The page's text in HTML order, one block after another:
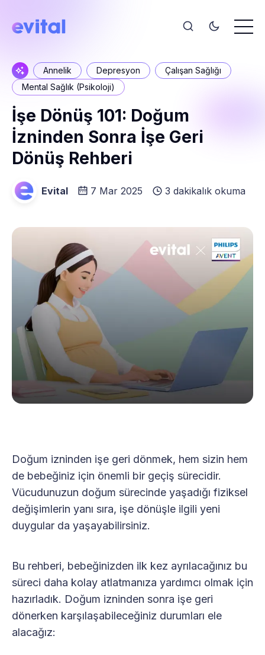
Annelik Depresyon
Çalışan Sağlığı
Mental Sağlık (Psikoloji)
İşe Dönüş 101: Doğum
İzninden Sonra İşe Geri
Dönüş Rehberi
Evital 7 Mar 2025 3 dakikalık okuma
Doğum izninden işe geri dönmek, hem sizin hem
de bebeğiniz için önemli bir geçiş sürecidir.
Vücudunuzun doğum sürecinde yaşadığı fiziksel
değişimlerin yanı sıra, işe dönüşle ilgili yeni
duygular da yaşayabilirsiniz.
Bu rehberi, bebeğinizden ilk kez ayrılacağınız bu
süreci daha kolay atlatmanıza yardımcı olmak için
hazırladık. Doğum izninden sonra işe geri
dönerken karşılaşabileceğiniz durumları ele
alacağız: